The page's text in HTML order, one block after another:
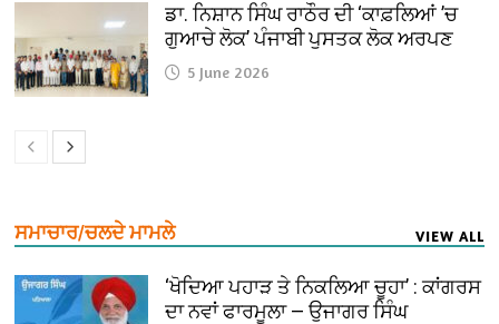
ਡਾ. ਨਿਸ਼ਾਨ ਸਿੰਘ ਰਾਠੌਰ ਦੀ ‘ਕਾਫ਼ਲਿਆਂ ’ਚ
ਗੁਆਚੇ ਲੋਕ’ ਪੰਜਾਬੀ ਪੁਸਤਕ ਲੋਕ ਅਰਪਣ
5 June 2026
ਸਮਾਚਾਰ/ਚਲਦੇ ਮਾਮਲੇ VIEW ALL
‘ਖੋਦਿਆ ਪਹਾੜ ਤੇ ਨਿਕਲਿਆ ਚੂਹਾ’ : ਕਾਂਗਰਸ
ਦਾ ਨਵਾਂ ਫਾਰਮੂਲਾ — ਉਜਾਗਰ ਸਿੰਘ